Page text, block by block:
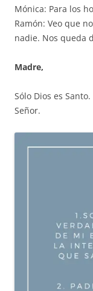
Mónica: Para los
Ramón: Veo que
nadie. Nos queda
Madre,
Sólo Dios es
Señor.